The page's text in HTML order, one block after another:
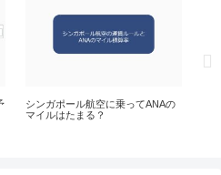
シンガポール航空に乗ってANAの
マイルはたまる？